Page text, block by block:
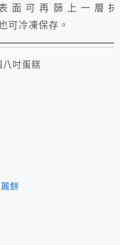
面可再篩上一層
可冷凍保存。
八吋蛋糕
餅